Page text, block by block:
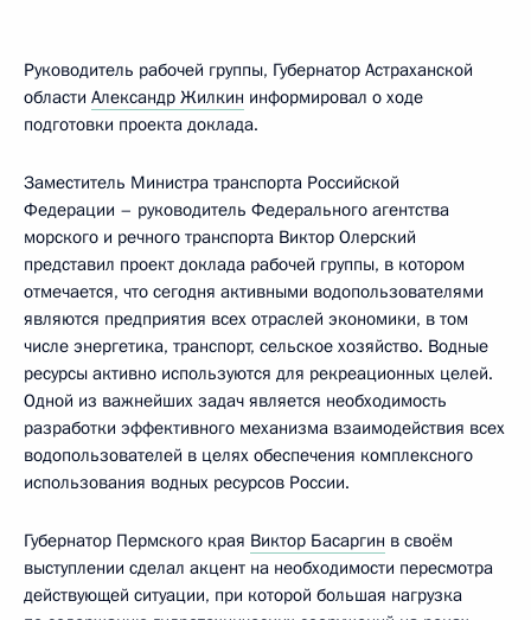
Руководитель рабочей группы, Губернатор Астраханской
области Александр Жилкин информировал о ходе
подготовки проекта доклада.
Заместитель Министра транспорта Российской
Федерации – руководитель Федерального агентства
морского и речного транспорта Виктор Олерский
представил проект доклада рабочей группы, в котором
отмечается, что сегодня активными водопользователями
являются предприятия всех отраслей экономики, в том
числе энергетика, транспорт, сельское хозяйство. Водные
ресурсы активно используются для рекреационных целей.
Одной из важнейших задач является необходимость
разработки эффективного механизма взаимодействия всех
водопользователей в целях обеспечения комплексного
использования водных ресурсов России.
Губернатор Пермского края Виктор Басаргин в своём
выступлении сделал акцент на необходимости пересмотра
действующей ситуации, при которой большая нагрузка